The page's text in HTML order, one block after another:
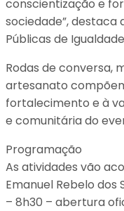
conscientização e
sociedade”,
Públicas de
Rodas de conversa,
artesanato
fortalecimento e à
e comunitária do
Programação
As atividades vão
Emanuel Rebelo dos
– 8h30 – abertura